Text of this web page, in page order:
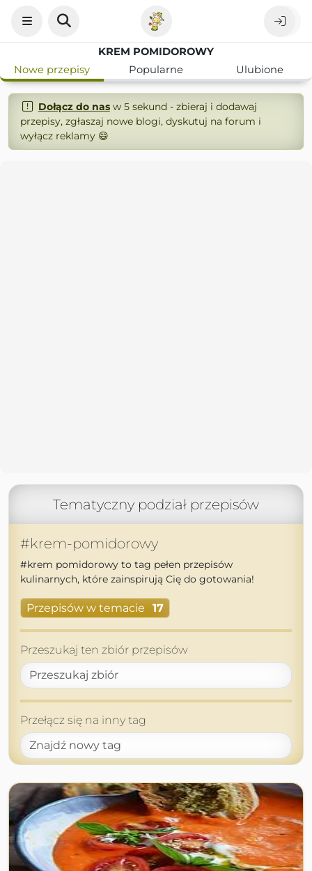
KREM POMIDOROWY
Nowe przepisy
Popularne Ulubione
Dołącz do nasw 5 sekund - zbieraj i dodawaj
przepisy, zgłaszaj nowe blogi, dyskutuj na forum i
wyłącz reklamy 😄
Tematyczny podział przepisów
#krem-pomidorowy
#krem pomidorowy to tag pełen przepisów
kulinarnych, które zainspirują Cię do gotowania!
Przepisów w temacie 17
Przeszukaj ten zbiór przepisów
Przełącz się na inny tag